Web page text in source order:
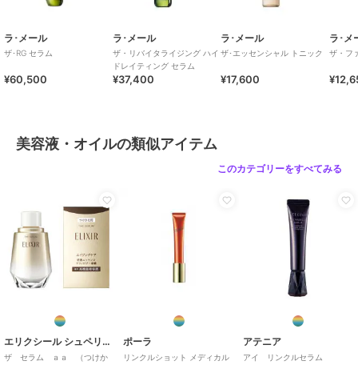
ラ･メール
ザ･RG セラム
¥60,500
ラ･メール
ザ・リバイタライジング ハイ
ドレイティング セラム
¥37,400
ラ･メール
ザ･エッセンシャル トニック
¥17,600
ラ･メ
ザ・フ
美容液・オイルの類似アイテム
このカテゴリーをすべてみる
エリクシール シュペリエル
ザ セラム ａａ （つけか
ポーラ
リンクルショット メディカル
アテニア
アイ リンクルセラム